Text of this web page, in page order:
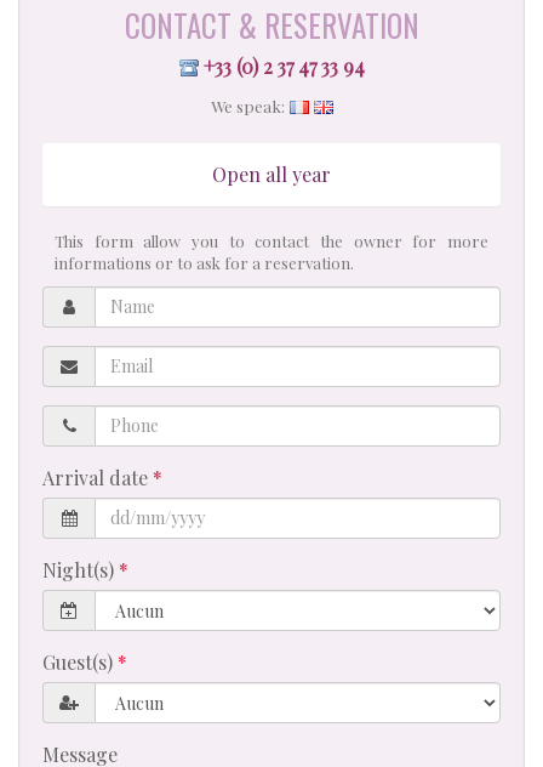
CONTACT & RESERVATION
+33 (0) 2 37 47 33 94
We speak:
Open all year
This form allow you to contact the owner for more
informations or to ask for a reservation.
Name
Email
Phone
Arrival date
Night(s)
Guest(s)
Message